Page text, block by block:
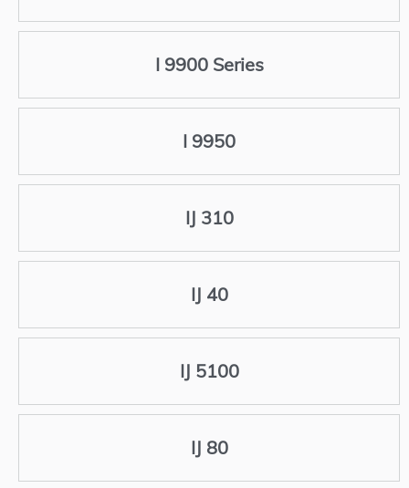
I 9900 Series
I 9950
IJ 310
IJ 40
IJ 5100
IJ 80